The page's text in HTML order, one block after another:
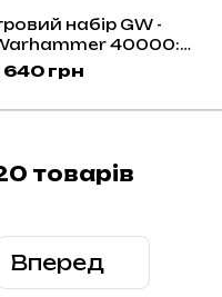
набір GW -
40000:
Space Marines -
Dark Apostle
640 грн
товарів
Вперед